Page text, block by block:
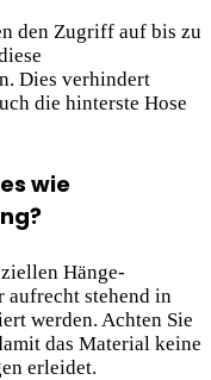
den Zugriff auf bis zu
Dies verhindert
die hinterste Hose
wie
Hänge-
aufrecht stehend in
werden. Achten Sie
das Material keine
erleidet.